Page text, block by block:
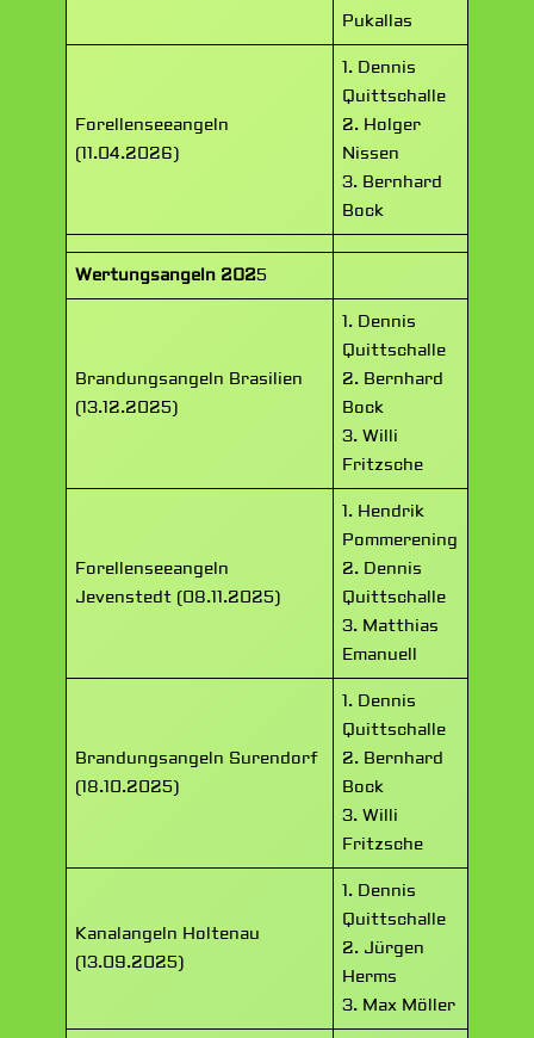
Pukallas
Forellenseeangeln
(11.04.2026)
1. Dennis
Quittschalle
2. Holger
Nissen
3. Bernhard
Bock
Wertungsangeln 2025
Brandungsangeln Brasilien
(13.12.2025)
1. Dennis
Quittschalle
2. Bernhard
Bock
3. Willi
Fritzsche
Forellenseeangeln
Jevenstedt (08.11.2025)
1. Hendrik
Pommerening
2. Dennis
Quittschalle
3. Matthias
Emanuell
Brandungsangeln Surendorf
(18.10.2025)
1. Dennis
Quittschalle
2. Bernhard
Bock
3. Willi
Fritzsche
Kanalangeln Holtenau
(13.09.2025)
1. Dennis
Quittschalle
2. Jürgen
Herms
3. Max Möller